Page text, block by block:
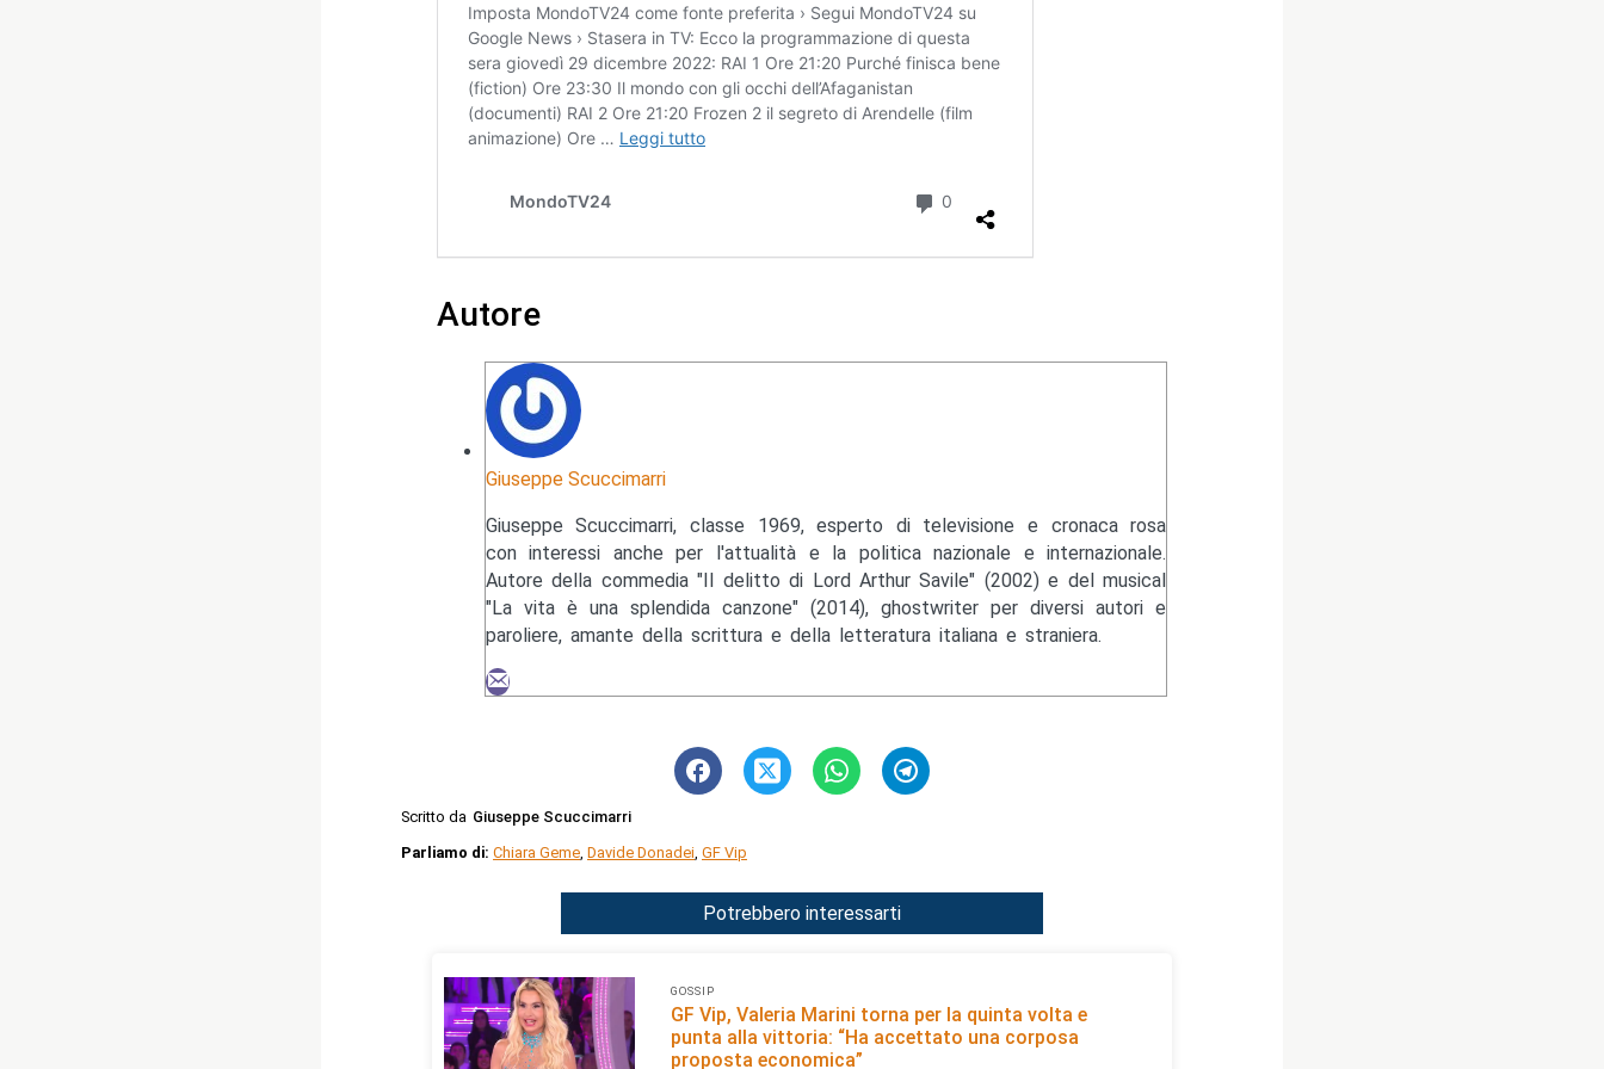
Autore
Giuseppe Scuccimarri
Giuseppe Scuccimarri, classe 1969, esperto di televisione e cronaca rosa
con interessi anche per l'attualità e la politica nazionale e internazionale.
Autore della commedia "Il delitto di Lord Arthur Savile" (2002) e del musical
"La vita è una splendida canzone" (2014), ghostwriter per diversi autori e
paroliere, amante della scrittura e della letteratura italiana e straniera.
Scritto da Giuseppe Scuccimarri
Parliamo di: Chiara Geme Davide Donadei GF Vip
Potrebbero interessarti
GOSSIP
GF Vip, Valeria Marini torna per la quinta volta e
punta alla vittoria: “Ha accettato una corposa
proposta economica”